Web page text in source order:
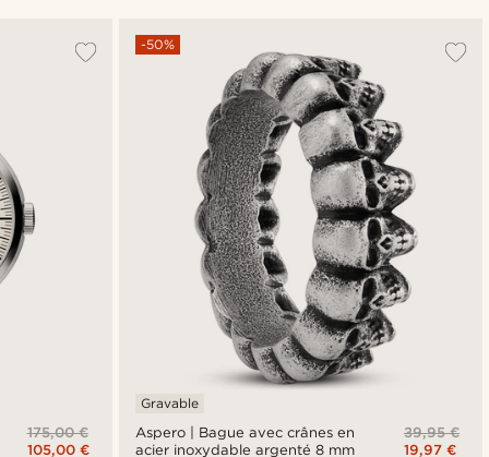
Nouveautés
Prix croissant
Prix décroissant
175,00 €
105,00 €
Aspero | Bague avec crânes en
acier inoxydable argenté 8 mm
-50%
Gravable
39,95 €
19,97 €